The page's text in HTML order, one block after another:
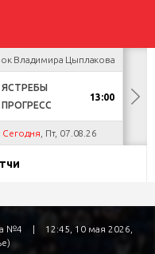
Владимира Цыплакова
ЯСТРЕБЫ
ПРОГРЕСС
13:00
Сегодня , Пт, 07.08.26
№4 |
12:45, 10 мая 2026,